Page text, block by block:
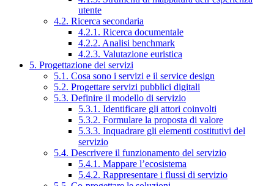
utente
4.2. Ricerca secondaria
4.2.1. Ricerca documentale
4.2.2. Analisi benchmark
4.2.3. Valutazione euristica
5. Progettazione dei servizi
5.1. Cosa sono i servizi e il service design
5.2. Progettare servizi pubblici digitali
5.3. Definire il modello di servizio
5.3.1. Identificare gli attori coinvolti
5.3.2. Formulare la proposta di valore
5.3.3. Inquadrare gli elementi costitutivi del
servizio
5.4. Descrivere il funzionamento del servizio
5.4.1. Mappare l’ecosistema
5.4.2. Rappresentare i flussi di servizio